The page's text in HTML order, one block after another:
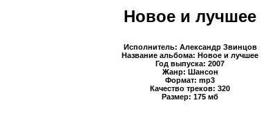
Новое и лучшее
Исполнитель: Александр Звинцов
Название альбома: Новое и лучшее
Год выпуска: 2007
Жанр: Шансон
Формат: mp3
Качество треков: 320
Размер: 175 мб